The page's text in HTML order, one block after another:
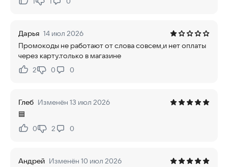
Нравится:Не нравится:
Дарья 14 июл 2026
Промокоды не работают от слова совсем,и нет оплаты
через карту.только в магазине
Нравится:
2Не нравится:
0 0
Глеб Изменён 13 июл 2026
🟦
Нравится:
0Не нравится:
2 0
Андрей Изменён 10 июл 2026